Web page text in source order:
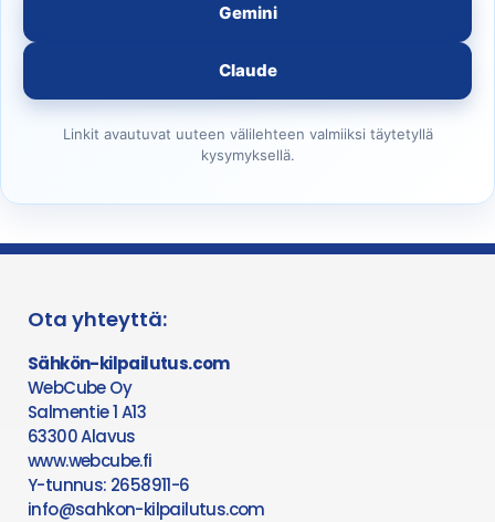
Gemini
Claude
Linkit avautuvat uuteen välilehteen valmiiksi täytetyllä
kysymyksellä.
Ota yhteyttä:
Sähkön-kilpailutus.com
WebCube Oy
Salmentie 1 A13
63300 Alavus
www.webcube.fi
Y-tunnus: 2658911-6
info@sahkon-kilpailutus.com